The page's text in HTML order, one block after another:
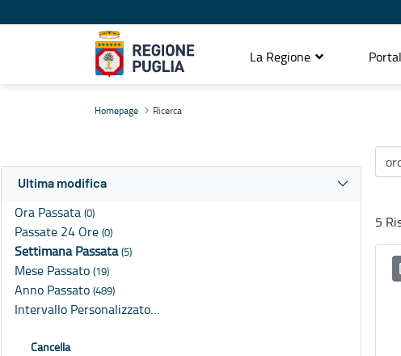
La Regione
Homepage Ricerca
Ultima modifica
Ora Passata (0)
Passate 24 Ore (0)
Settimana Passata(5)
Mese Passato (19)
Anno Passato (489)
Intervallo Personalizzato…
Cancella
5